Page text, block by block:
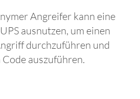
Angreifer kann eine
ausnutzen, um einen
durchzuführen und
auszuführen.